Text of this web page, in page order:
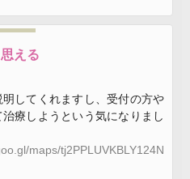
える
してくれますし、受付の方や
療しようという気になりまし
maps/tj2PPLUVKBLY124N